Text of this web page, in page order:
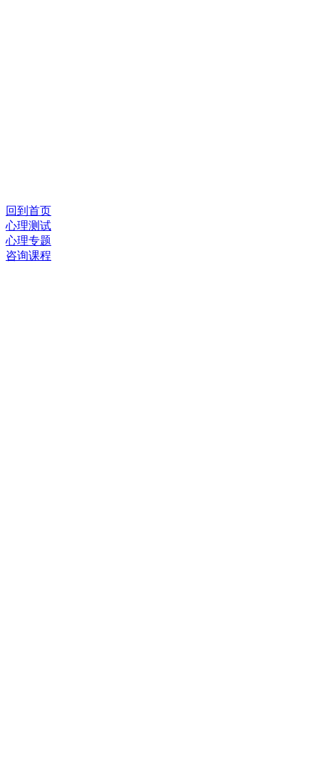
回到首页
心理测试
心理专题
咨询课程